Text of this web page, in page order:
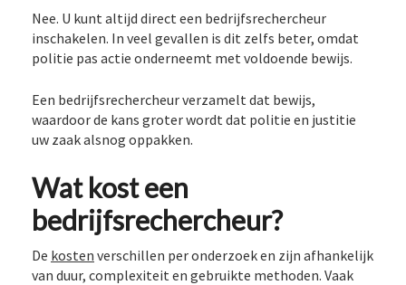
Nee. U kunt altijd direct een bedrijfsrechercheur
inschakelen. In veel gevallen is dit zelfs beter, omdat
politie pas actie onderneemt met voldoende bewijs.
Een bedrijfsrechercheur verzamelt dat bewijs,
waardoor de kans groter wordt dat politie en justitie
uw zaak alsnog oppakken.
Wat kost een
bedrijfsrechercheur?
De kosten verschillen per onderzoek en zijn afhankelijk
van duur, complexiteit en gebruikte methoden. Vaak